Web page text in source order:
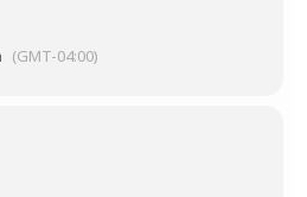
(GMT-04:00)